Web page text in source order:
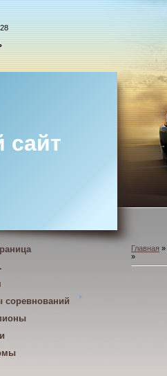
сайт
соревнований
Главная »
»